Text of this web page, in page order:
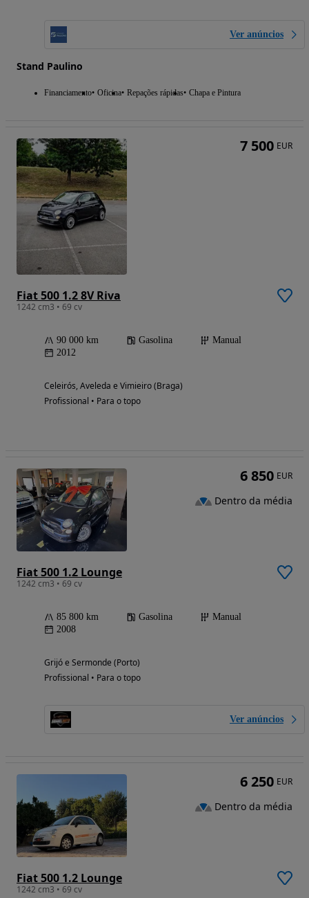
Ver anúncios
Stand Paulino
Financiamento Oficina Repações rápidas Chapa e Pintura
Fiat 500 1.2 8V Riva
1242 cm3 • 69 cv
90 000 km Gasolina
Manual
2012
Celeirós, Aveleda e Vimieiro (Braga)
Profissional • Para o topo
7 500 EUR
Fiat 500 1.2 Lounge
1242 cm3 • 69 cv
85 800 km Gasolina
Manual
2008
Grijó e Sermonde (Porto)
Profissional • Para o topo
Ver anúncios
6 850 EUR
Dentro da média
Fiat 500 1.2 Lounge
1242 cm3 • 69 cv
6 250 EUR
Dentro da média